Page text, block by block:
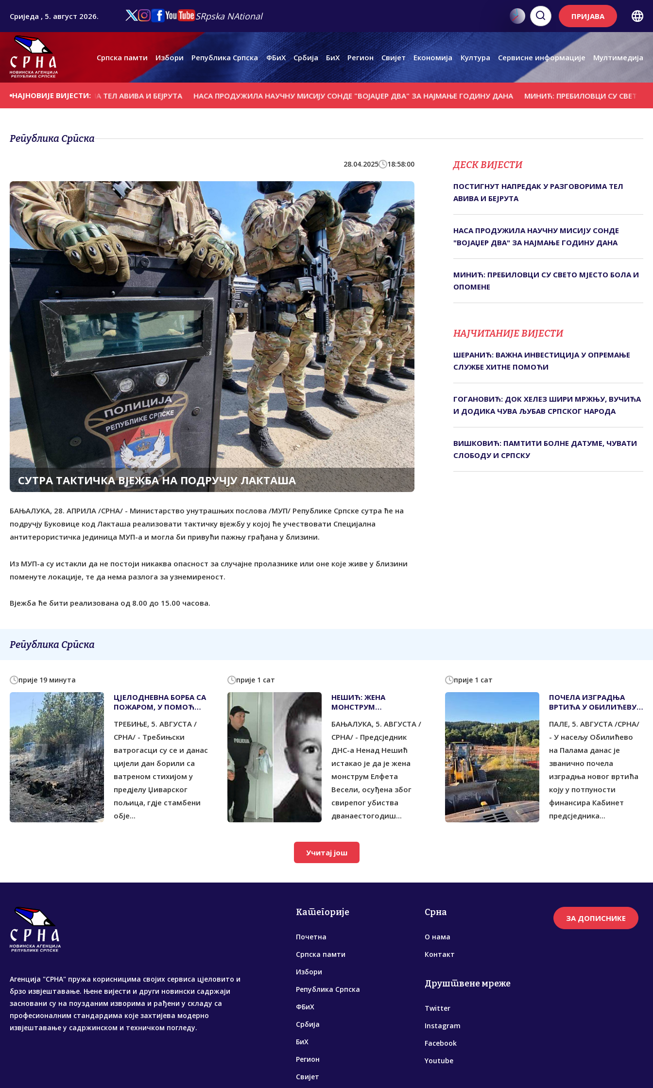
Сриједа , 5. август 2026. SRpska NAtional ПРИЈАВА
Српска памти Избори Република Српска ФБиХ Србија БиХ Регион Свијет Економија Култура Сервисне информације Мултимедија
НАЈНОВИЈЕ ВИЈЕСТИ:
У РАЗГОВОРИМА ТЕЛ АВИВА И БЕЈРУТА НАСА ПРОДУЖИЛА НАУЧНУ МИСИЈУ СОНДЕ "ВОЈАЏЕР ДВА" ЗА НАЈМАЊЕ ГОДИНУ ДАНА МИНИЋ: ПРЕБИЛОВЦИ СУ СВЕТО МЈЕСТО
Република Српска
28.04.2025 18:58:00
СУТРА ТАКТИЧКА ВЈЕЖБА НА ПОДРУЧЈУ ЛАКТАША
БАЊАЛУКА, 28. АПРИЛА /СРНА/ - Министарство унутрашњих послова /МУП/ Републике Српске сутра ће на
подручју Буковице код Лакташа реализовати тактичку вјежбу у којој ће учествовати Специјална
антитерористичка јединица МУП-a и могла би привући пажњу грађана у близини.
Из МУП-а су истакли да не постоји никаква опасност за случајне пролазнике или оне које живе у близини
поменуте локације, те да нема разлога за узнемиреност.
Вјежба ће бити реализована од 8.00 до 15.00 часова.
ДЕСК ВИЈЕСТИ
ПОСТИГНУТ НАПРЕДАК У РАЗГОВОРИМА ТЕЛ
АВИВА И БЕЈРУТА
НАСА ПРОДУЖИЛА НАУЧНУ МИСИЈУ СОНДЕ
"ВОЈАЏЕР ДВА" ЗА НАЈМАЊЕ ГОДИНУ ДАНА
МИНИЋ: ПРЕБИЛОВЦИ СУ СВЕТО МЈЕСТО БОЛА И
ОПОМЕНЕ
НАЈЧИТАНИЈЕ ВИЈЕСТИ
ШЕРАНИЋ: ВАЖНА ИНВЕСТИЦИЈА У ОПРЕМАЊЕ
СЛУЖБЕ ХИТНЕ ПОМОЋИ
ГОГАНОВИЋ: ДОК ХЕЛЕЗ ШИРИ МРЖЊУ, ВУЧИЋА
И ДОДИКА ЧУВА ЉУБАВ СРПСКОГ НАРОДА
ВИШКОВИЋ: ПАМТИТИ БОЛНЕ ДАТУМЕ, ЧУВАТИ
СЛОБОДУ И СРПСКУ
Република Српска
прије 19 минута
ЦЈЕЛОДНЕВНА БОРБА СА
ПОЖАРОМ, У ПОМОЋ
TРЕБИЊЕ, 5. АВГУСTА /
СРНА/ - Требињски
ватрогасци су се и данас
цијели дан борили са
ватреном стихијом у
предјелу Џиварског
пољица, гдје стамбени
обје...
прије 1 сат
НЕШИЋ: ЖЕНА
МОНСТРУМ
ОСУЂЕНИЦА У КПЗ
ТУЗЛА
БАЊАЛУКА, 5. АВГУСТА /
СРНА/ - Предсједник
ДНС-а Ненад Нешић
истакао је да је жена
монструм Елфета
Весели, осуђена због
свирепог убиства
дванаестогодиш...
прије 1 сат
ПОЧЕЛА ИЗГРАДЊА
ВРТИЋА У ОБИЛИЋЕВУ
КАБИНЕТ
ПРЕДСЈЕДНИКА СРПСКЕ
ПАЛЕ, 5. АВГУСТА /СРНА/
- У насељу Обилићево
на Палама данас је
званично почела
изградња новог вртића
коју у потпуности
финансира Кабинет
предсједника...
Учитај још
Агенција "СРНА" пружа корисницима својих сервиса цјеловито и
брзо извјештавање. Њене вијести и други новински садржаји
засновани су на поузданим изворима и рађени у складу са
професионалним стандардима које захтијева модерно
извјештавање у садржинском и техничком погледу.
Категорије
Почетна
Српска памти
Избори
Република Српска
ФБиХ
Србија
БиХ
Регион
Свијет
Срна
О нама
Контакт
Друштвене мреже
Twitter
Instagram
Facebook
Youtube
ЗА ДОПИСНИКЕ